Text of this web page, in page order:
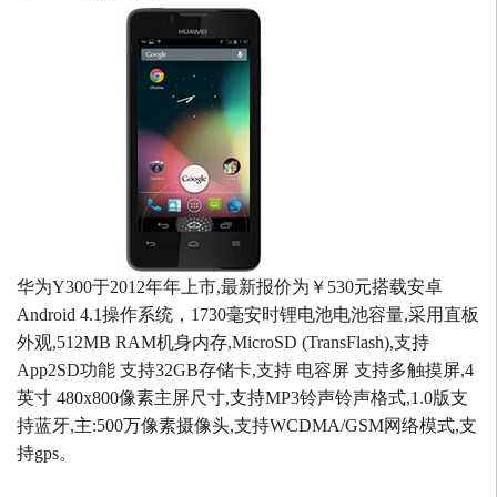
华为Y300于2012年年上市,最新报价为￥530元搭载安卓
Android 4.1操作系统，1730毫安时锂电池电池容量,采用直板
外观,512MB RAM机身内存,MicroSD (TransFlash),支持
App2SD功能 支持32GB存储卡,支持 电容屏 支持多触摸屏,4
英寸 480x800像素主屏尺寸,支持MP3铃声铃声格式,1.0版支
持蓝牙,主:500万像素摄像头,支持WCDMA/GSM网络模式,支
持gps。